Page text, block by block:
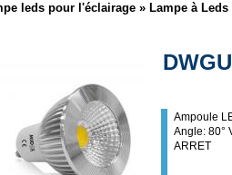
leds pour l'éclairage » Lampe à Leds
Ampoule
Angle: 80°
ARRET